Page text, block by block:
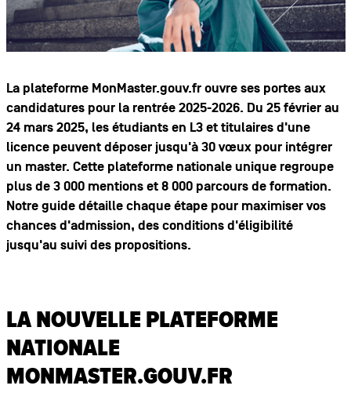
La plateforme MonMaster.gouv.fr ouvre ses portes aux
candidatures pour la rentrée 2025-2026. Du 25 février au
24 mars 2025, les étudiants en L3 et titulaires d'une
licence peuvent déposer jusqu'à 30 vœux pour intégrer
un master. Cette plateforme nationale unique regroupe
plus de 3 000 mentions et 8 000 parcours de formation.
Notre guide détaille chaque étape pour maximiser vos
chances d'admission, des conditions d'éligibilité
jusqu'au suivi des propositions.
LA NOUVELLE PLATEFORME
NATIONALE
MONMASTER.GOUV.FR